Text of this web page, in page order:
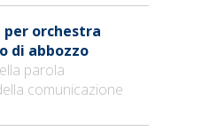
per orchestra
di abbozzo
parola
comunicazione